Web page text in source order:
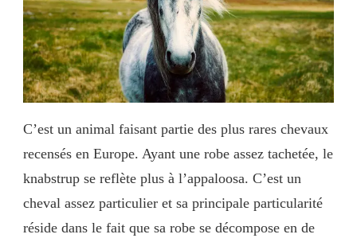
C’est un animal faisant partie des plus rares chevaux
recensés en Europe. Ayant une robe assez tachetée, le
knabstrup se reflète plus à l’appaloosa. C’est un
cheval assez particulier et sa principale particularité
réside dans le fait que sa robe se décompose en de